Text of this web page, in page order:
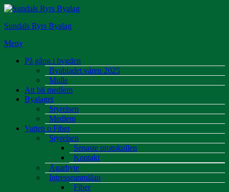
Hoppa
innehåll
Sundals Ryrs Byalag
Meny
På gång i bygden
Byabladet våren 2025
Mulle
Att bli medlem
Byalaget
Styrelsen
Medlem
Vatten o Fiber
Styrelsen
Senaste protokollen
Kontakt
Ägarbyte
Intresseanmälan
Fiber